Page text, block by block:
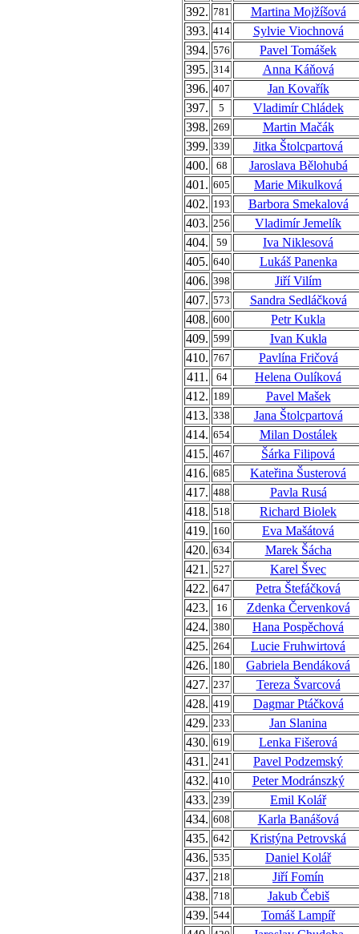
392. 781
Martina Mojžíšová
393. 414
Sylvie Viochnová
394. 576
Pavel Tomášek
395. 314
Anna Káňová
396. 407
Jan Kovařík
397.
5
Vladimír Chládek
398. 269
Martin Mačák
399. 339
Jitka Štolcpartová
400.
68
Jaroslava Bělohubá
401. 605
Marie Mikulková
402. 193
Barbora Smekalová
403. 256
Vladimír Jemelík
404.
59
Iva Niklesová
405. 640
Lukáš Panenka
406. 398
Jiří Vilím
407. 573
Sandra Sedláčková
408. 600
Petr Kukla
409. 599
Ivan Kukla
410. 767
Pavlína Fričová
411.
64
Helena Oulíková
412. 189
Pavel Mašek
413. 338
Jana Štolcpartová
414. 654
Milan Dostálek
415. 467
Šárka Filipová
416. 685
Kateřina Šusterová
417. 488
Pavla Rusá
418. 518
Richard Biolek
419. 160
Eva Mašátová
420. 634
Marek Šácha
421. 527
Karel Švec
422. 647
Petra Štefáčková
423.
16
Zdenka Červenková
424. 380
Hana Pospěchová
425. 264
Lucie Fruhwirtová
426. 180
Gabriela Bendáková
427. 237
Tereza Švarcová
428. 419
Dagmar Ptáčková
429. 233
Jan Slanina
430. 619
Lenka Fišerová
431. 241
Pavel Podzemský
432. 410
Peter Modránszký
433. 239
Emil Kolář
434. 608
Karla Banášová
435. 642
Kristýna Petrovská
436. 535
Daniel Kolář
437. 218
Jiří Fomín
438. 718
Jakub Čebiš
439. 544
Tomáš Lampíř